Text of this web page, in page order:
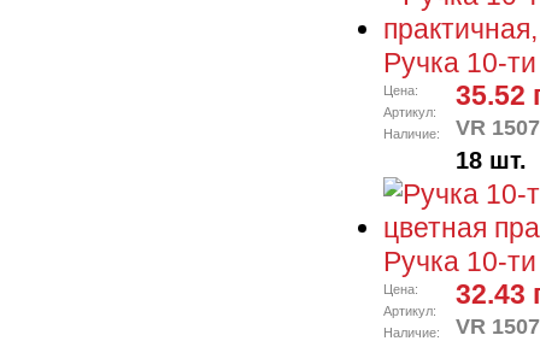
Ручка 10-
Цена:
Артикул:
Наличие:
35.52
VR
18 шт.
Ручка 10-
Цена:
Артикул:
Наличие:
32.43
VR